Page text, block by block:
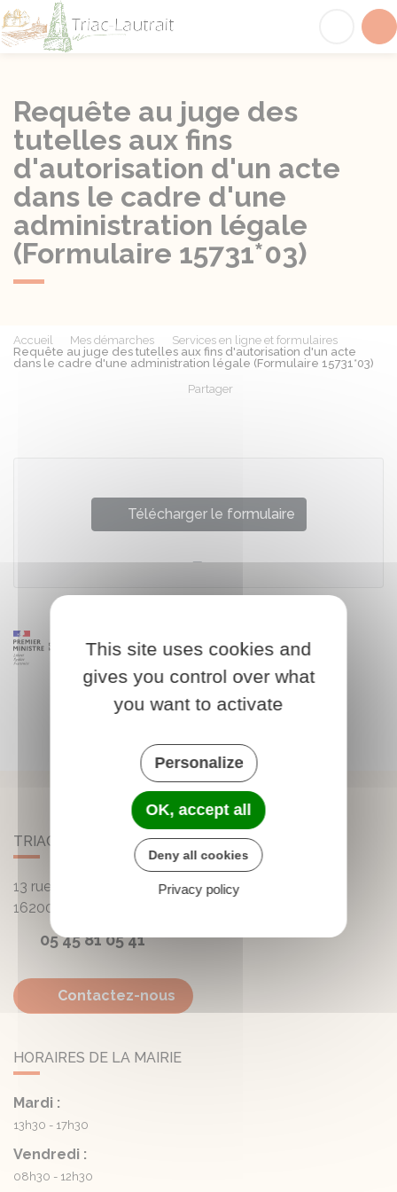
Requête au juge des
tutelles aux fins
d'autorisation d'un acte
dans le cadre d'une
administration légale
(Formulaire 15731*03)
Accueil Mes démarches
Services en ligne et formulaires
Requête au juge des tutelles aux fins d'autorisation d'un acte
dans le cadre d'une administration légale (Formulaire 15731*03)
Partager
Télécharger le formulaire
TRIAC-LAUTRAIT
13 rue de la Mairie - Lautrait
16200
05 45 81 05 41
Contactez-nous
HORAIRES DE LA MAIRIE
Mardi :
13h30 - 17h30
Vendredi :
08h30 - 12h30
This site uses cookies and
gives you control over what
you want to activate
Personalize
OK, accept all
Deny all cookies
Privacy policy